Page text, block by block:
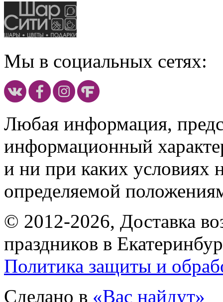
Мы в социальных сетях:
Любая информация,
информационный
и ни при каких условиях
определяемой
© 2012-2026, Доставка
праздников в
Политика защиты и
Сделано в «Вас найдут»